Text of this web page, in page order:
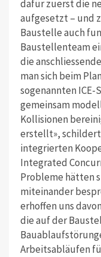
dafür zuerst die
aufgesetzt – und
Baustelle auch
Baustellenteam
die
man sich beim
sogenannten ICE-
gemeinsam
Kollisionen
erstellt»,
integrierten
Integrated
Probleme hätten
miteinander
erhoffen uns
die auf der
Arbeitsabläufen